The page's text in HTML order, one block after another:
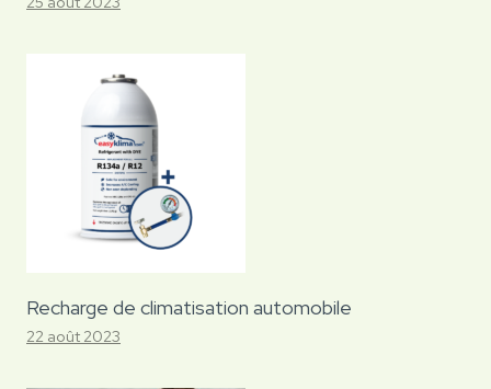
Recharge de climatisation automobile
22 août 2023